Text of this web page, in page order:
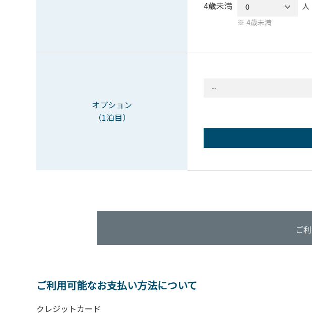
4歳未満
人
4歳未満
オプション
（1泊目）
ご
ご利用可能なお支払い方法について
クレジットカード